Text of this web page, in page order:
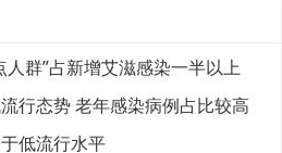
群”占新增艾滋感染一半以上
行态势 老年感染病例占比较高
低流行水平